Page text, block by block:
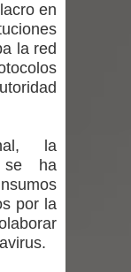
fuera a
y Familia
a
la
U.
en
la red
la
se ha
por la